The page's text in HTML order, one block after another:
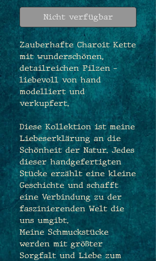
Nicht verfügbar
Zauberhafte Charoit Kette
mit wunderschönen,
detailreichen Pilzen -
liebevoll von hand
modelliert und
verkupfert.
Diese Kollektion ist meine
Liebeserklärung an die
Schönheit der Natur. Jedes
dieser handgefertigten
Stücke erzählt eine kleine
Geschichte und schafft
eine Verbindung zu der
faszinierenden Welt die
uns umgibt.
Meine Schmuckstücke
werden mit größter
Sorgfalt und Liebe zum